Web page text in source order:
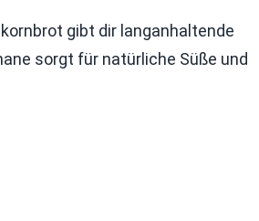
gibt dir langanhaltende
sorgt für natürliche Süße und